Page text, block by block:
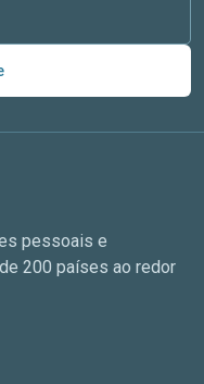
pessoais e
200 países ao redor